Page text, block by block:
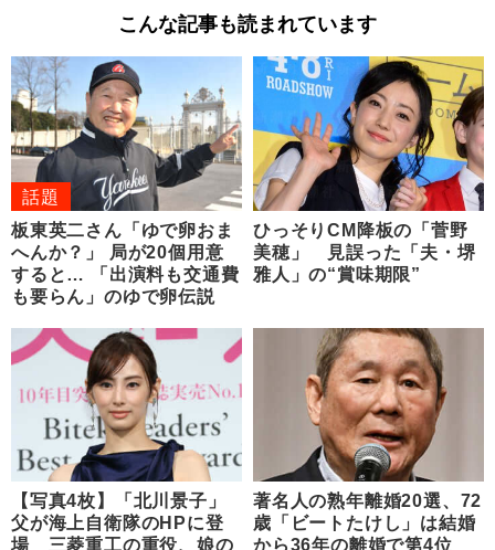
こんな記事も読まれています
話題
板東英二さん「ゆで卵おま
へんか？」 局が20個用意
すると… 「出演料も交通費
も要らん」のゆで卵伝説
ひっそりCM降板の「菅野
美穂」 見誤った「夫・堺
雅人」の“賞味期限”
【写真4枚】「北川景子」
父が海上自衛隊のHPに登
場 三菱重工の重役、娘の
著名人の熟年離婚20選、72
歳「ビートたけし」は結婚
から36年の離婚で第4位